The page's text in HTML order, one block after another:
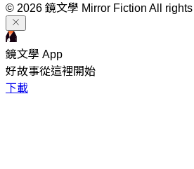
© 2026 鏡文學 Mirror Fiction All
鏡文學 App
好故事從這裡開始
下載